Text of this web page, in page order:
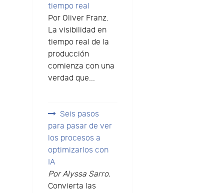
tiempo real
Por Oliver Franz.
La visibilidad en
tiempo real de la
producción
comienza con una
verdad que...
Seis pasos
para pasar de ver
los procesos a
optimizarlos con
IA
Por Alyssa Sarro.
Convierta las